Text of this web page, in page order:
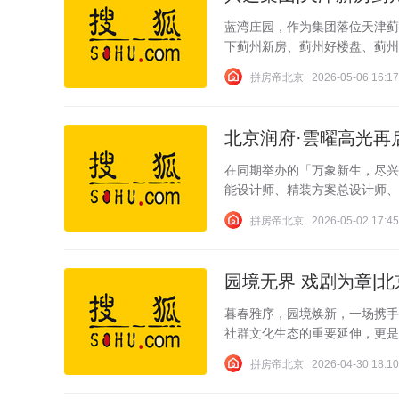
蓝湾庄园，作为集团落位天津
下蓟州新房、蓟州好楼盘、蓟
拼房帝北京 2026-05-06 16:17
北京润府·雲曜高光
在同期举办的「万象新生，尽
能设计师、精装方案总设计师
拼房帝北京 2026-05-02 17:45
园境无界 戏剧为章|
暮春雅序，园境焕新，一场携
社群文化生态的重要延伸，更
拼房帝北京 2026-04-30 18:10